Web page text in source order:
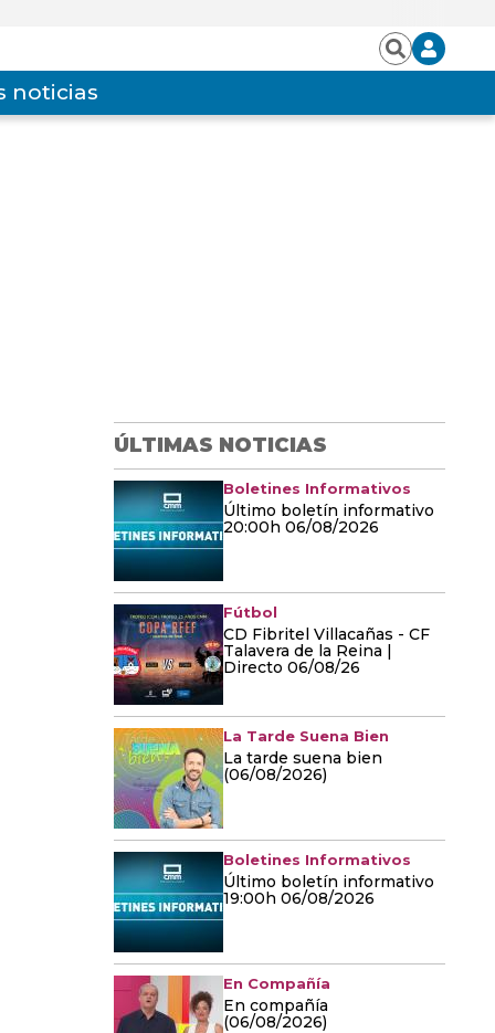
BuscarIniciar
sesión
noticias
ÚLTIMAS NOTICIAS
Boletines Informativos
Último boletín informativo
20:00h 06/08/2026
Fútbol
CD Fibritel Villacañas - CF
Talavera de la Reina |
Directo 06/08/26
La Tarde Suena Bien
La tarde suena bien
(06/08/2026)
Boletines Informativos
Último boletín informativo
19:00h 06/08/2026
En Compañía
En compañía
(06/08/2026)